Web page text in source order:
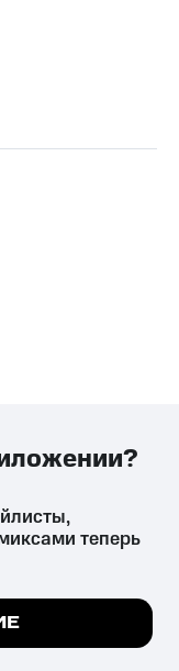
вред здоровью,
все
теперь